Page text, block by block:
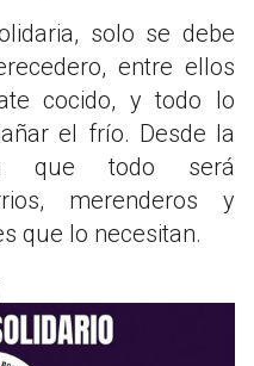
solo se debe
entre ellos
cocido, y todo lo
el frío. Desde la
que todo será
merenderos y
que lo necesitan.